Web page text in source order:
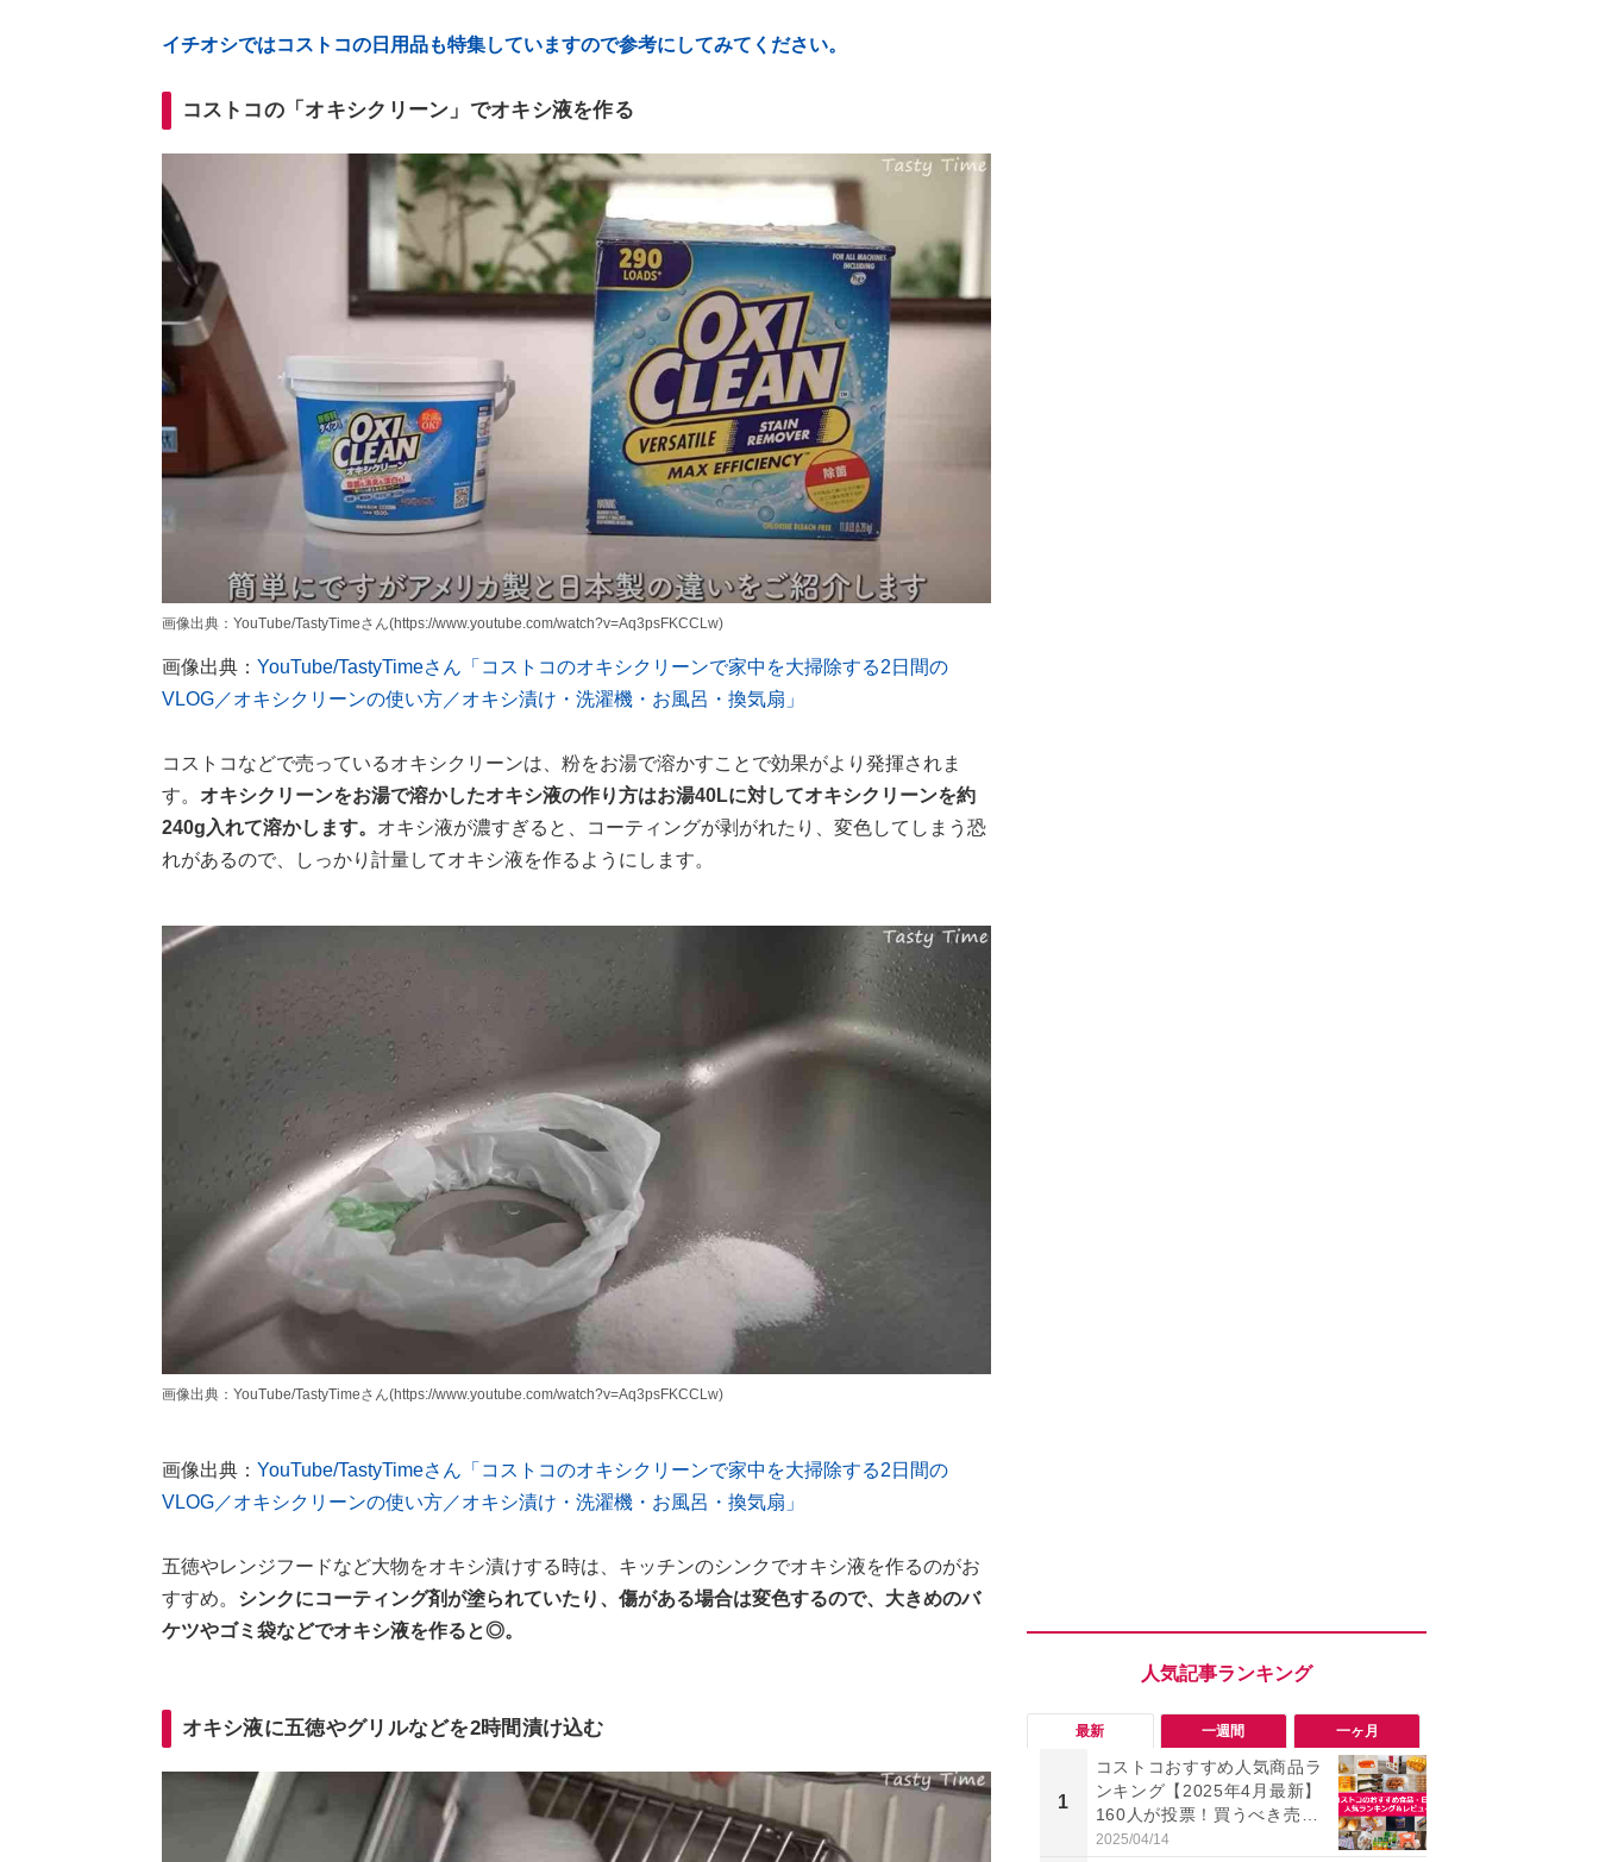
イチオシではコストコの日用品も特集していますので参考にしてみてください。
コストコの「オキシクリーン」でオキシ液を作る
画像出典：YouTube/TastyTimeさん(https://www.youtube.com/watch?v=Aq3psFKCCLw)
画像出典： YouTube/TastyTimeさん「コストコのオキシクリーンで家中を大掃除する2日間の
VLOG／オキシクリーンの使い方／オキシ漬け・洗濯機・お風呂・換気扇」
コストコなどで売っているオキシクリーンは、粉をお湯で溶かすことで効果がより発揮されま
す。 オキシクリーンをお湯で溶かしたオキシ液の作り方はお湯40Lに対してオキシクリーンを約
240g入れて溶かします。 オキシ液が濃すぎると、コーティングが剥がれたり、変色してしまう恐
れがあるので、しっかり計量してオキシ液を作るようにします。
画像出典：YouTube/TastyTimeさん(https://www.youtube.com/watch?v=Aq3psFKCCLw)
画像出典： YouTube/TastyTimeさん「コストコのオキシクリーンで家中を大掃除する2日間の
VLOG／オキシクリーンの使い方／オキシ漬け・洗濯機・お風呂・換気扇」
五徳やレンジフードなど大物をオキシ漬けする時は、キッチンのシンクでオキシ液を作るのがお
すすめ。 シンクにコーティング剤が塗られていたり、傷がある場合は変色するので、大きめのバ
ケツやゴミ袋などでオキシ液を作ると◎。
オキシ液に五徳やグリルなどを2時間漬け込む 最新 一週間 一ヶ月
1
コストコおすすめ人気商品ラ
ンキング【2025年4月最新】
160人が投票！買うべき売れ
筋食品惣菜・日用品雑貨＆セ
2025/04/14